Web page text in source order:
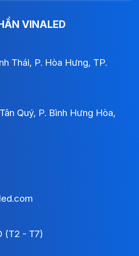
VINALED
Thái, P. Hòa Hưng, TP.
Quý, P. Bình Hưng Hòa,
(T2 - T7)